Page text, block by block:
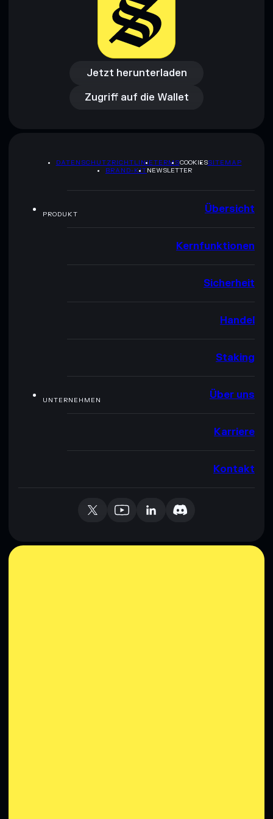
Jetzt herunterladen
Jetzt herunterladen
Zugriff auf die Wallet
Zugriff auf die Wallet
DATENSCHUTZRICHTLINIETERMSCOOKIESSITEMAP
BRAND-KITNEWSLETTER
PRODUKT Übersicht
Kernfunktionen
Sicherheit
Handel
Staking
UNTERNEHMEN Über uns
Karriere
Kontakt